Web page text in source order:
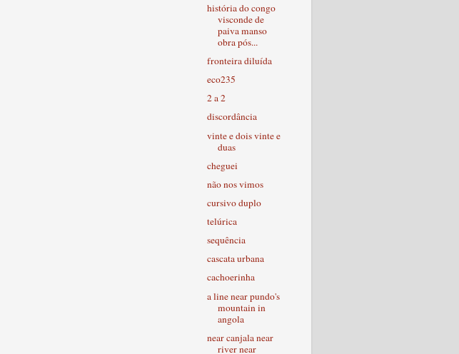
história do congo
visconde de
paiva manso
obra pós...
fronteira diluída
eco235
2 a 2
discordância
vinte e dois vinte e
duas
cheguei
não nos vimos
cursivo duplo
telúrica
sequência
cascata urbana
cachoerinha
a line near pundo's
mountain in
angola
near canjala near
river near